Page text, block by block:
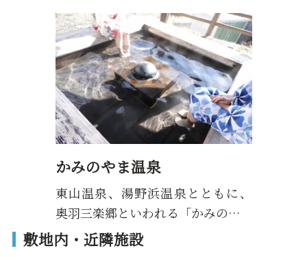
かみのやま温泉
東山温泉、湯野浜温泉とともに、
奥羽三楽郷といわれる「かみの…
敷地内・近隣施設